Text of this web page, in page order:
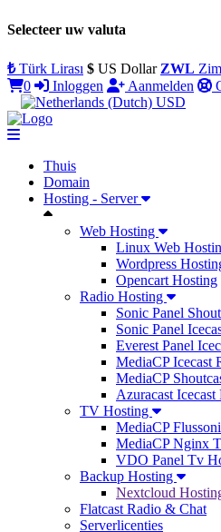
Selecteer uw valuta
₺Türk Lirası $ US Dollar ZWL
0
Inloggen Aanmelden
USD
Thuis
Domain
Hosting - Server
Web Hosting
Linux Web
Wordpress
Opencart Hosting
Radio Hosting
Sonic Panel
Sonic Panel
Everest Panel
MediaCP Icecast
MediaCP
Azuracast Icecast
TV Hosting
MediaCP
MediaCP Nginx
VDO Panel Tv
Backup Hosting
Nextcloud
Flatcast Radio & Chat
Serverlicenties